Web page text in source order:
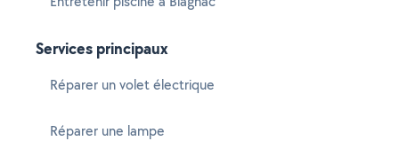
Services principaux
Réparer un volet électrique
Réparer une lampe